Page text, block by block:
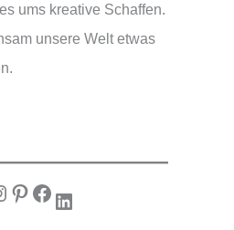
ums kreative Schaffen.
unsere Welt etwas
Pinterest Facebook LinkedIn